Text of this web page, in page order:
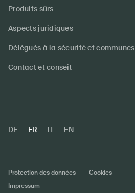
Produits sûrs
Aspects juridiques
Délégués à la sécurité et communes
Contact et conseil
DE FR IT EN
Protection des données
Cookies
Impressum